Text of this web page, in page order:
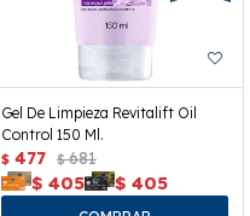
Gel De Limpieza Revitalift Oil
Control 150 Ml.
$ 477 $ 681
$ 405 $ 405